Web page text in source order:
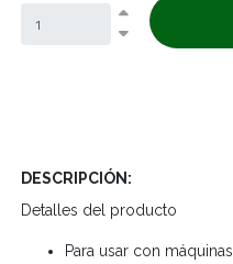
DESCRIPCIÓN:
Detalles del producto
Para usar con máquinas.